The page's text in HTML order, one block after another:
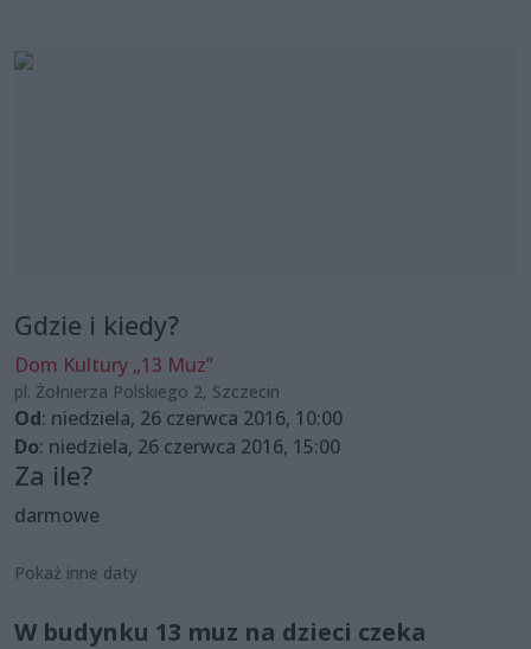
Gdzie i kiedy?
Dom Kultury „13 Muz”
pl. Żołnierza Polskiego 2, Szczecin
Od: niedziela, 26 czerwca 2016, 10:00
Do: niedziela, 26 czerwca 2016, 15:00
Za ile?
darmowe
Pokaż inne daty
W budynku 13 muz na dzieci czeka